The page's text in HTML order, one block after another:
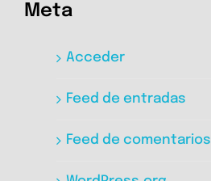
Meta
Acceder
Feed de entradas
Feed de comentarios